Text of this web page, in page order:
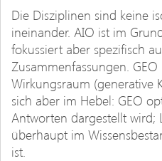
Die Disziplinen sind keine
ineinander. AIO ist im
fokussiert aber spezifisch
Zusammenfassungen.
Wirkungsraum (generative
sich aber im Hebel: GEO
Antworten dargestellt wird;
überhaupt im
ist.